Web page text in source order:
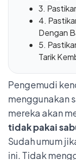
3.
4.
Dengan
5.
Tarik
Pengemudi
menggunakan
mereka akan
tidak pakai
Sudah umum
ini. Tidak